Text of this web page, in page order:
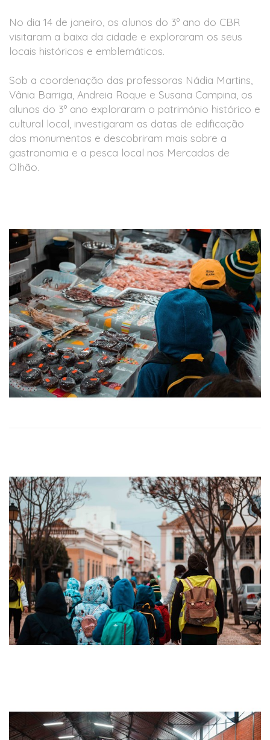
No dia 14 de janeiro, os alunos do 3º ano do CBR
visitaram a baixa da cidade e exploraram os seus
locais históricos e emblemáticos.
Sob a coordenação das professoras Nádia Martins,
Vânia Barriga, Andreia Roque e Susana Campina, os
alunos do 3º ano exploraram o património histórico e
cultural local, investigaram as datas de edificação
dos monumentos e descobriram mais sobre a
gastronomia e a pesca local nos Mercados de
Olhão.